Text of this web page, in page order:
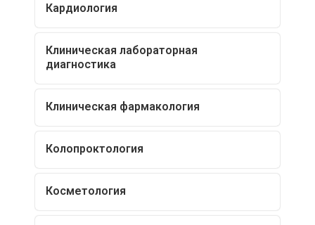
Кардиология
Клиническая лабораторная
диагностика
Клиническая фармакология
Колопроктология
Косметология